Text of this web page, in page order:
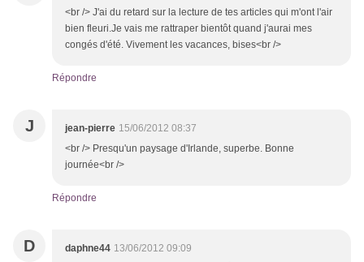
<br /> J'ai du retard sur la lecture de tes articles qui m'ont l'air
bien fleuri.Je vais me rattraper bientôt quand j'aurai mes
congés d'été. Vivement les vacances, bises<br />
Répondre
J jean-pierre 15/06/2012 08:37
<br /> Presqu'un paysage d'Irlande, superbe. Bonne
journée<br />
Répondre
D daphne44 13/06/2012 09:09